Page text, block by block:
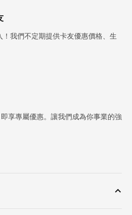
我們不定期提供卡友優惠價格、生
享專屬優惠。讓我們成為你事業的強